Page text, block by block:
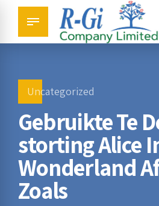
Uncategorized
Gebruikte Te
storting Alice
Wonderland
Zoals